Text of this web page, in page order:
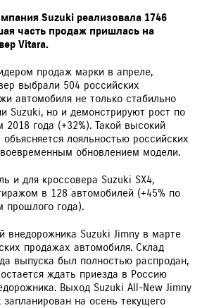
Suzuki реализовала 1746
часть продаж пришлась на
Vitara.
продаж марки в апреле,
выбрали 504 российских
автомобиля не только стабильно
Suzuki, но и демонстрируют рост по
года (+32%). Такой высокий
лояльностью российских
обновлением модели.
и для кроссовера Suzuki SX4,
в 128 автомобилей (+45% по
прошлого года).
внедорожника Suzuki Jimny в марте
продажах автомобиля. Склад
выпуска был полностью распродан,
ждать приезда в Россию
Выход Suzuki All-New Jimny
на осень текущего